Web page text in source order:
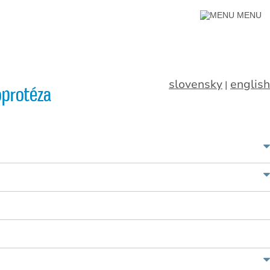
MENU
slovensky | english